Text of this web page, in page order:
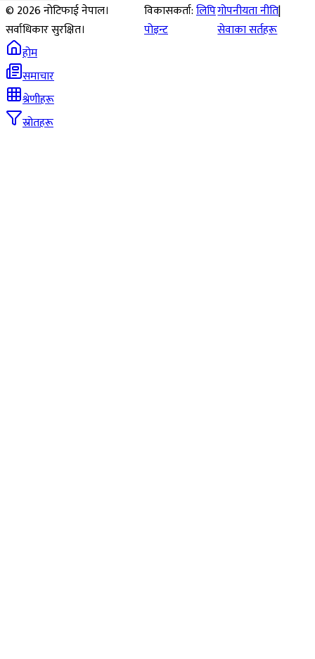
©2026नोटिफाई नेपाल।
सर्वाधिकार सुरक्षित।
विकासकर्ता:लिपि
पोइन्ट
गोपनीयता नीति|
सेवाका सर्तहरू
होम
समाचार
श्रेणीहरू
स्रोतहरू